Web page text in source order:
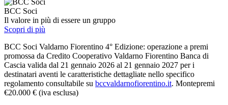
BCC Soci
Il valore in più di essere un gruppo
Scopri di più
BCC Soci Valdarno Fiorentino 4° Edizione: operazione a premi
promossa da Credito Cooperativo Valdarno Fiorentino Banca di
Cascia valida dal 21 gennaio 2026 al 21 gennaio 2027 per i
destinatari aventi le caratteristiche dettagliate nello specifico
regolamento consultabile su bccvaldarnofiorentino.it. Montepremi
€20.000 € (iva esclusa)